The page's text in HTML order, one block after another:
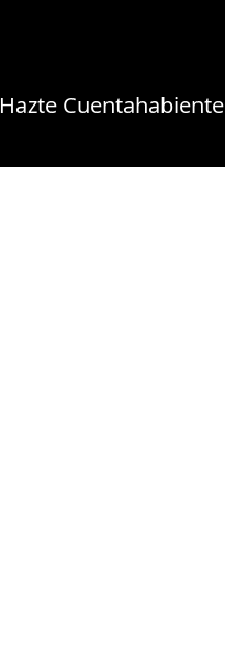
Hazte Cuentahabiente